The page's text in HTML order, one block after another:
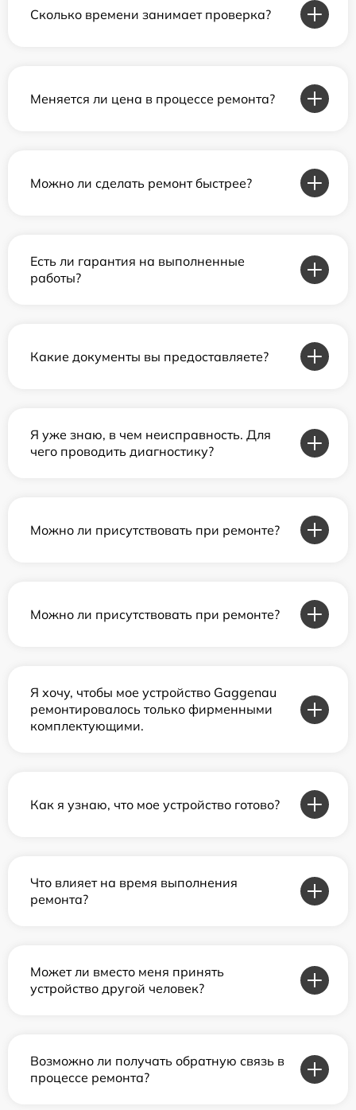
Сколько времени занимает проверка?
Меняется ли цена в процессе ремонта?
Можно ли сделать ремонт быстрее?
Есть ли гарантия на выполненные
работы?
Какие документы вы предоставляете?
Я уже знаю, в чем неисправность. Для
чего проводить диагностику?
Можно ли присутствовать при ремонте?
Можно ли присутствовать при ремонте?
Я хочу, чтобы мое устройство Gaggenau
ремонтировалось только фирменными
комплектующими.
Как я узнаю, что мое устройство готово?
Что влияет на время выполнения
ремонта?
Может ли вместо меня принять
устройство другой человек?
Возможно ли получать обратную связь в
процессе ремонта?